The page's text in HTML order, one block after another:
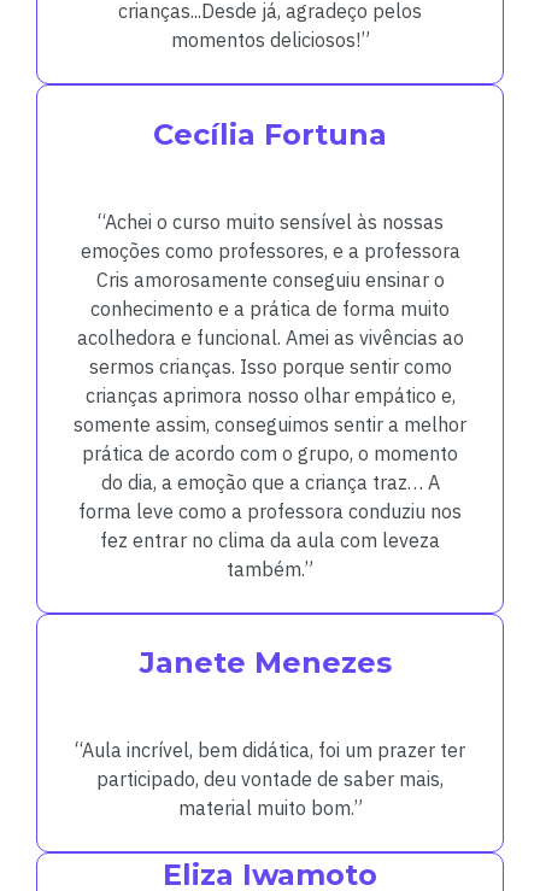
crianças...Desde já, agradeço pelos
momentos deliciosos!”
Cecília Fortuna
“Achei o curso muito sensível às nossas
emoções como professores, e a professora
Cris amorosamente conseguiu ensinar o
conhecimento e a prática de forma muito
acolhedora e funcional. Amei as vivências ao
sermos crianças. Isso porque sentir como
crianças aprimora nosso olhar empático e,
somente assim, conseguimos sentir a melhor
prática de acordo com o grupo, o momento
do dia, a emoção que a criança traz… A
forma leve como a professora conduziu nos
fez entrar no clima da aula com leveza
também.”
Janete Menezes
“Aula incrível, bem didática, foi um prazer ter
participado, deu vontade de saber mais,
material muito bom.”
Eliza Iwamoto